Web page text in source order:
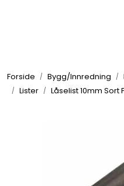
Forside Bygg/Innredning
Lister
Låselist 10mm Sort
Elektrisk